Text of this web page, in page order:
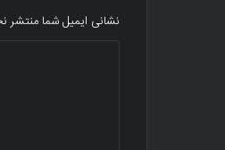
نشانی ایمیل شما منتشر